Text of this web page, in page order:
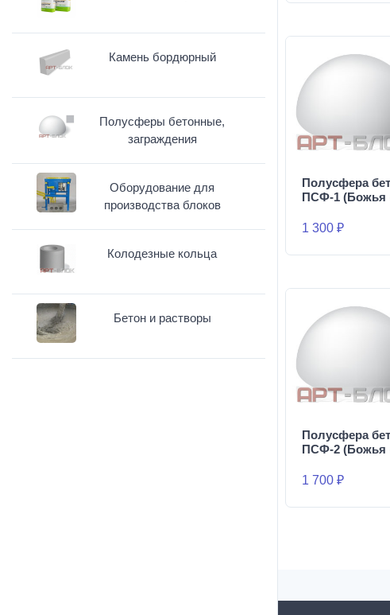
Полусфера
ПСФ-1 (Божья
1 300 ₽
Полусфера
ПСФ-2 (Божья
1 700 ₽
Камень бордюрный
Полусферы бетонные,
заграждения
Оборудование для
производства блоков
Колодезные кольца
Бетон и растворы